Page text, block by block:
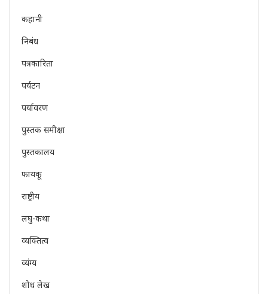
कहानी
निबंध
पत्रकारिता
पर्यटन
पर्यावरण
पुस्तक समीक्षा
पुस्तकालय
फायकू
राष्ट्रीय
लघु-कथा
व्यक्तित्व
व्यंग्य
शोध लेख